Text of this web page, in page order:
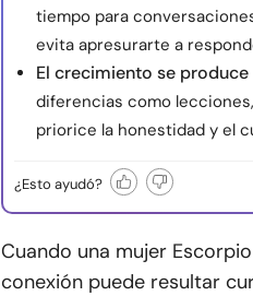
tiempo para
evita apresurarte a
El crecimiento se
diferencias como
priorice la honestidad y el
¿Esto ayudó?
Cuando una mujer
conexión puede resultar